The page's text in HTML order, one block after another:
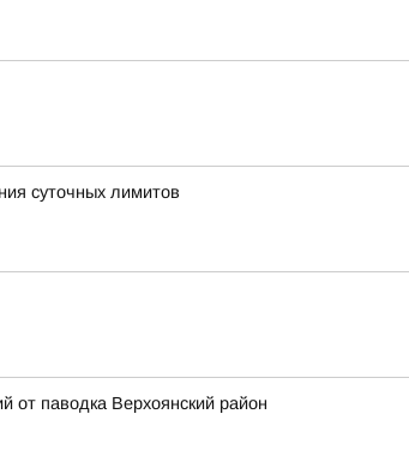
суточных лимитов
от паводка Верхоянский район